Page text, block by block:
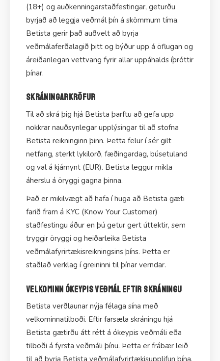
(18+) og auðkenningarstaðfestingar, geturðu
byrjað að leggja veðmál þín á skömmum tíma.
Betista gerir það auðvelt að byrja
veðmálaferðalagið þitt og býður upp á öflugan og
áreiðanlegan vettvang fyrir allar uppáhalds íþróttir
þínar.
Skráningarkröfur
Til að skrá þig hjá Betista þarftu að gefa upp
nokkrar nauðsynlegar upplýsingar til að stofna
Betista reikninginn þinn. Þetta felur í sér gilt
netfang, sterkt lykilorð, fæðingardag, búsetuland
og val á kjámynt (EUR). Betista leggur mikla
áherslu á öryggi gagna þinna.
Það er mikilvægt að hafa í huga að Betista gæti
farið fram á KYC (Know Your Customer)
staðfestingu áður en þú getur gert úttektir, sem
tryggir öryggi og heiðarleika Betista
veðmálafyrirtækisreikningsins þíns. Þetta er
staðlað verklag í greininni til þínar verndar.
Velkominn ókeypis veðmál eftir skráningu
Betista verðlaunar nýja félaga sína með
velkominnatilboði. Eftir farsæla skráningu hjá
Betista gætirðu átt rétt á ókeypis veðmáli eða
tilboði á fyrsta veðmáli þínu. Þetta er frábær leið